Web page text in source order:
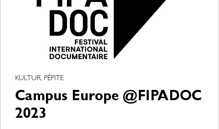
KULTUR, PÉPITE
Campus Europe @FIPADOC
2023